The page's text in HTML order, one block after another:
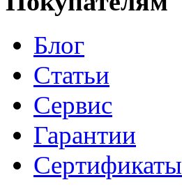
Блог
Статьи
Сервис
Гарантии
Сертификаты